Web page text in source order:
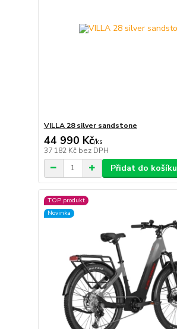
VILLA 28 silver sandstone
44 990 Kč/ks
37 182 Kč bez DPH
Přidat do košíku
TOP produkt
Novinka